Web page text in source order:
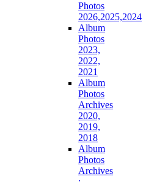
Photos
2026,2025,2024
Album
Photos
2023,
2022,
2021
Album
Photos
Archives
2020,
2019,
2018
Album
Photos
Archives